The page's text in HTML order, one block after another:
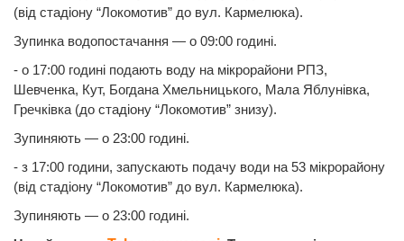
(від стадіону “Локомотив” до вул. Кармелюка).
Зупинка водопостачання — о 09:00 годині.
- о 17:00 годині подають воду на мікрорайони РПЗ,
Шевченка, Кут, Богдана Хмельницького, Мала Яблунівка,
Гречківка (до стадіону “Локомотив” знизу).
Зупиняють — о 23:00 годині.
- з 17:00 години, запускають подачу води на 53 мікрорайону
(від стадіону “Локомотив” до вул. Кармелюка).
Зупиняють — о 23:00 годині.